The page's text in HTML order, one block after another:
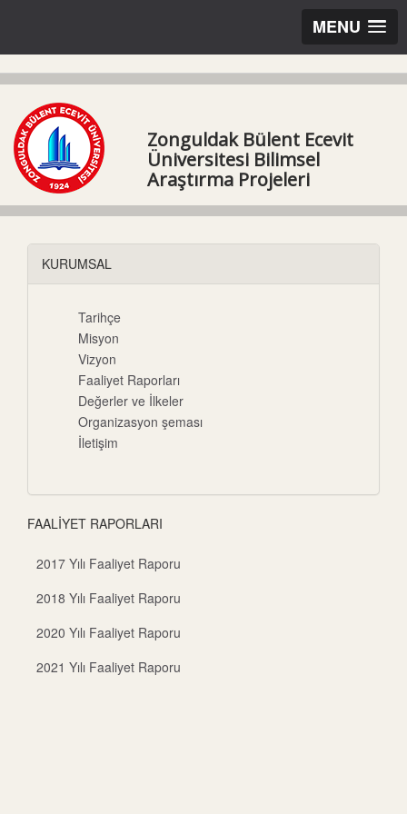
MENU
Zonguldak Bülent Ecevit
Üniversitesi Bilimsel
Araştırma Projeleri
KURUMSAL
Tarihçe
Misyon
Vizyon
Faaliyet Raporları
Değerler ve İlkeler
Organizasyon şeması
İletişim
FAALİYET RAPORLARI
2017 Yılı Faaliyet Raporu
2018 Yılı Faaliyet Raporu
2020 Yılı Faaliyet Raporu
2021 Yılı Faaliyet Raporu